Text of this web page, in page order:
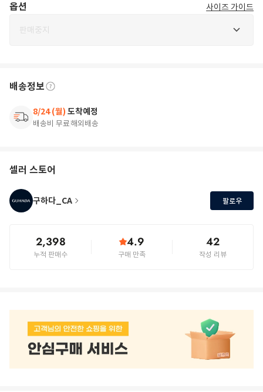
옵션 사이즈 가이드
판매중지
배송정보
8/24 (월) 도착예정
배송비 무료해외배송
셀러 스토어
구하다_CA 팔로우
2,398
누적 판매수
4.9
구매 만족
42
작성 리뷰